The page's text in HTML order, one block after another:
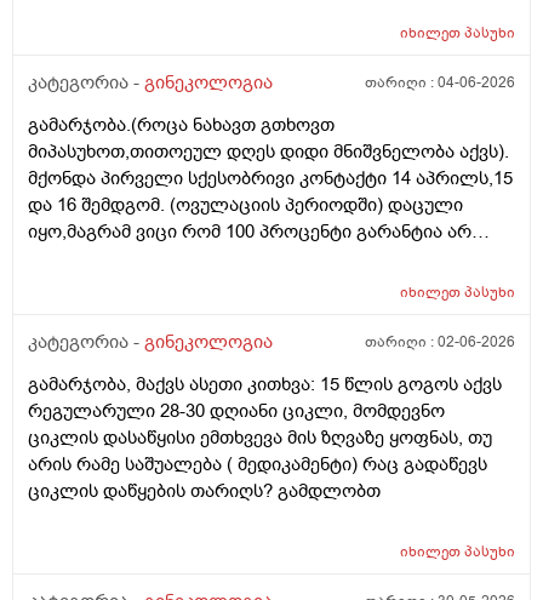
თითოელისთვის, ეს რიცხვი ინდივიდუალურია? რაზეა
(ჩვილობიდან) რომელ პროცესებზე? ქალის
რომ დავუშვათ, ზოგიერთ ქალბატონს მეტი
რაოდენობა აქვთ მათ ორგანიზმში
კვერცხუჯრედებისა, დაბადების პროცესიდან და ზოგს
კი მცირე? მადლობთ!
იხილეთპასუხი
კატეგორია - გინეკოლოგია თარიღი :04-06-2026
გამარჯობა.(როცა ნახავთ გთხოვთ
მიპასუხოთ,თითოეულ დღეს დიდი მნიშვნელობა აქვს).
მქონდა პირველი სქესობრივი კონტაქტი 14 აპრილს,15
და 16 შემდგომ. (ოვულაციის პერიოდში) დაცული
იყო,მაგრამ ვიცი რომ 100 პროცენტი გარანტია არ
ვფოქრობ რადგანაც Implantation bleeding არსებობს და
ჩვეულებრივ 3-4 დღე,მაგრამ ადრე
მალევე ვირუსი შემხვდა,სიცხე,გულისრევის
შეგრძნებაც მქონდა. მალევე გავიკეთე
ტესტი,უარყოფითი იყო. ეგ უცნაური შეგრძნება
რამოდენიმე დღე მქონდა. ახლა მენტრუაციას
ველოდები,მაგრამ არ მომივიდა,შუალედი 28-32 დღე
მოქმედებსო,2 კვირის წინ სხვა ქალაქში გავემგვაზრე
იხილეთპასუხი
კატეგორია - გინეკოლოგია თარიღი :02-06-2026
გამარჯობა, მაქვს ასეთი კითხვა: 15 წლის გოგოს აქვს
რეგულარული 28-30 დღიანი ციკლი, მომდევნო
ციკლის დასაწყისი ემთხვევა მის ზღვაზე ყოფნას, თუ
არის რამე საშუალება ( მედიკამენტი) რაც გადაწევს
ციკლის დაწყების თარიღს? გამდლობთ
იხილეთპასუხი